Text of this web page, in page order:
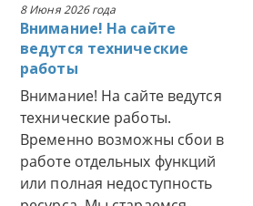
8 Июня 2026 года
Внимание! На сайте
ведутся технические
работы
Внимание! На сайте ведутся
технические работы.
Временно возможны сбои в
работе отдельных функций
или полная недоступность